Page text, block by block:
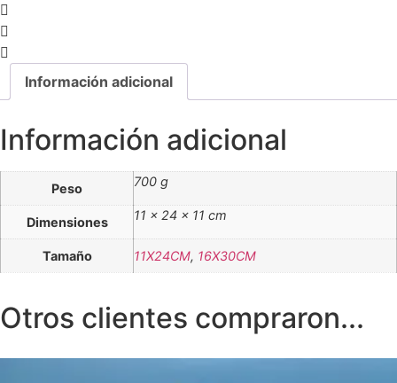
Información adicional
Información adicional
Peso 700 g
Dimensiones 11 × 24 × 11 cm
Tamaño 11X24CM, 16X30CM
Otros clientes compraron...